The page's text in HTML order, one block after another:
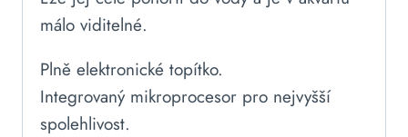
málo viditelné.
Plně elektronické topítko.
Integrovaný mikroprocesor pro nejvyšší
spolehlivost.